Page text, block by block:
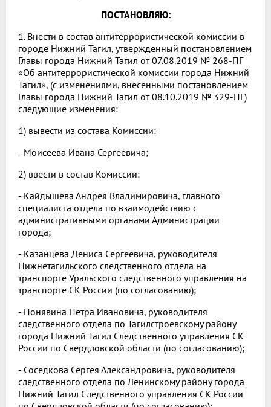
ПОСТАНОВЛЯЮ:
1. Внести в состав антитеррористической комиссии в
городе Нижний Тагил, утвержденный постановлением
Главы города Нижний Тагил от 07.08.2019 № 268-ПГ
«Об антитеррористической комиссии города Нижний
Тагил», (с изменениями, внесенными постановлением
Главы города Нижний Тагил от 08.10.2019 № 329-ПГ)
следующие изменения:
1) вывести из состава Комиссии:
- Моисеева Ивана Сергеевича;
2) ввести в состав Комиссии:
- Кайдышева Андрея Владимировича, главного
специалиста отдела по взаимодействию с
административными органами Администрации
города;
- Казанцева Дениса Сергеевича, руководителя
Нижнетагильского следственного отдела на
транспорте Уральского следственного управления на
транспорте СК России (по согласованию);
- Понявина Петра Ивановича, руководителя
следственного отдела по Тагилстроевскому району
города Нижний Тагил Следственного управления СК
России по Свердловской области (по согласованию);
- Соседкова Сергея Александровича, руководителя
следственного отдела по Ленинскому району города
Нижний Тагил Следственного управления СК России